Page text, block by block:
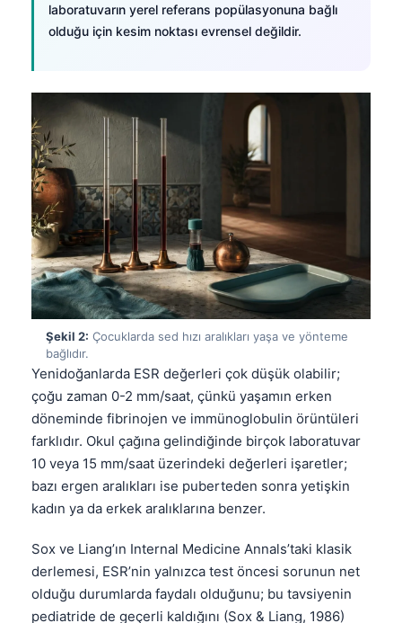
laboratuvarın yerel referans popülasyonuna bağlı
olduğu için kesim noktası evrensel değildir.
Şekil 2: Çocuklarda sed hızı aralıkları yaşa ve yönteme
bağlıdır.
Yenidoğanlarda ESR değerleri çok düşük olabilir;
çoğu zaman 0-2 mm/saat, çünkü yaşamın erken
döneminde fibrinojen ve immünoglobulin örüntüleri
farklıdır. Okul çağına gelindiğinde birçok laboratuvar
10 veya 15 mm/saat üzerindeki değerleri işaretler;
bazı ergen aralıkları ise puberteden sonra yetişkin
kadın ya da erkek aralıklarına benzer.
Sox ve Liang’ın Internal Medicine Annals’taki klasik
derlemesi, ESR’nin yalnızca test öncesi sorunun net
olduğu durumlarda faydalı olduğunu; bu tavsiyenin
pediatride de geçerli kaldığını (Sox & Liang, 1986)